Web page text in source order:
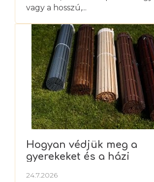
vagy a hosszú,...
Hogyan védjük meg a
gyerekeket és a házi
24.7.2026